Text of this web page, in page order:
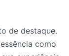
de destaque.
como